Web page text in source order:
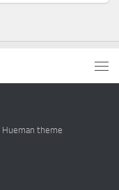
Hueman theme